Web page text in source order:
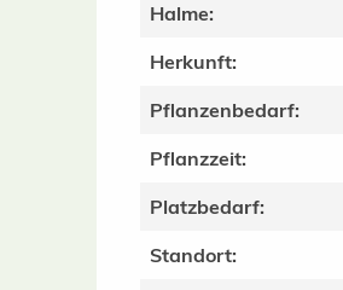
Halme:
Herkunft:
Pflanzenbedarf:
Pflanzzeit:
Platzbedarf:
Standort: